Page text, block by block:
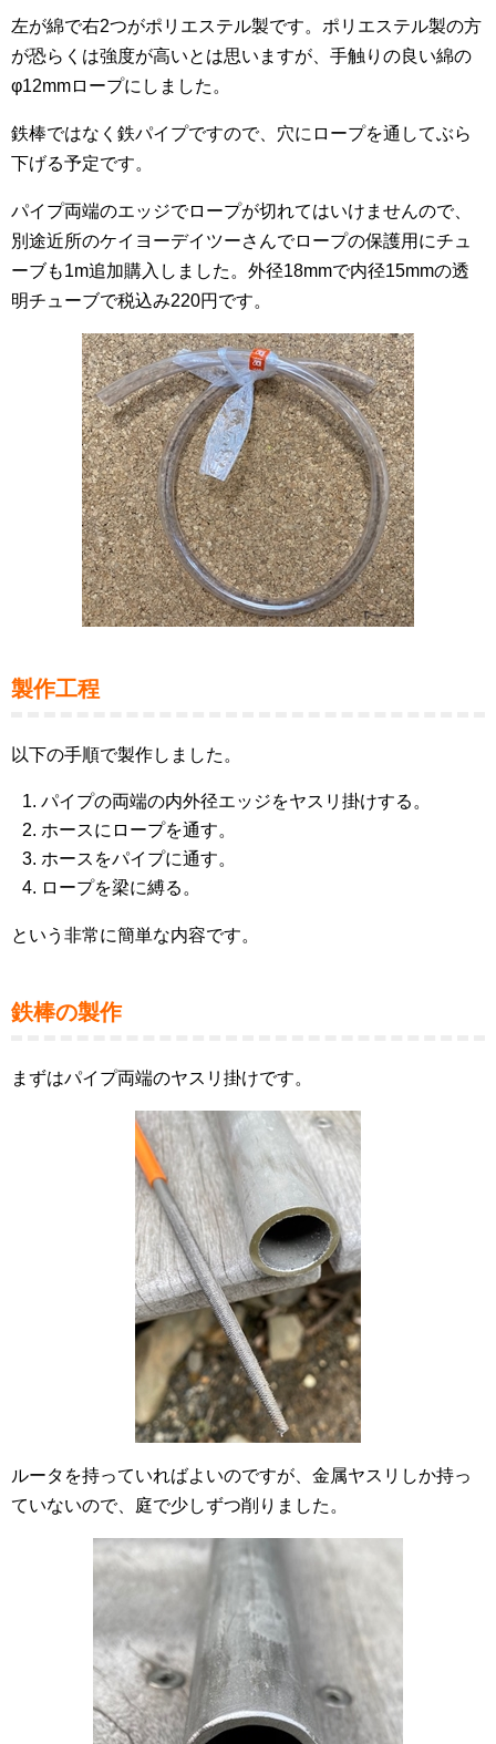
左が綿で右2つがポリエステル製です。ポリエステル製の方
が恐らくは強度が高いとは思いますが、手触りの良い綿の
φ12mmロープにしました。
鉄棒ではなく鉄パイプですので、穴にロープを通してぶら
下げる予定です。
パイプ両端のエッジでロープが切れてはいけませんので、
別途近所のケイヨーデイツーさんでロープの保護用にチュ
ーブも1m追加購入しました。外径18mmで内径15mmの透
明チューブで税込み220円です。
製作工程
以下の手順で製作しました。
パイプの両端の内外径エッジをヤスリ掛けする。
ホースにロープを通す。
ホースをパイプに通す。
ロープを梁に縛る。
という非常に簡単な内容です。
鉄棒の製作
まずはパイプ両端のヤスリ掛けです。
ルータを持っていればよいのですが、金属ヤスリしか持っ
ていないので、庭で少しずつ削りました。